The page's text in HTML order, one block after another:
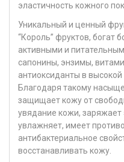
эластичность кожного
Уникальный и ценный
“Король” фруктов, богат
активными и
сапонины, энзимы,
антиоксиданты в
Благодаря такому
защищает кожу от
увядание кожи, заряжает
увлажняет, имеет
антибактериальное
восстанавливать кожу.